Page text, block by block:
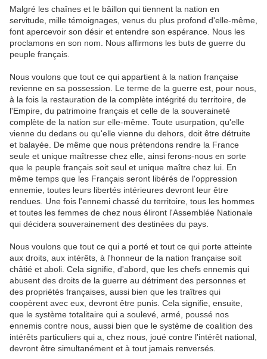
Malgré les chaînes et le bâillon qui tiennent la nation en
servitude, mille témoignages, venus du plus profond d'elle-même,
font apercevoir son désir et entendre son espérance. Nous les
proclamons en son nom. Nous affirmons les buts de guerre du
peuple français.
Nous voulons que tout ce qui appartient à la nation française
revienne en sa possession. Le terme de la guerre est, pour nous,
à la fois la restauration de la complète intégrité du territoire, de
l'Empire, du patrimoine français et celle de la souveraineté
complète de la nation sur elle-même. Toute usurpation, qu'elle
vienne du dedans ou qu'elle vienne du dehors, doit être détruite
et balayée. De même que nous prétendons rendre la France
seule et unique maîtresse chez elle, ainsi ferons-nous en sorte
que le peuple français soit seul et unique maître chez lui. En
même temps que les Français seront libérés de l'oppression
ennemie, toutes leurs libertés intérieures devront leur être
rendues. Une fois l'ennemi chassé du territoire, tous les hommes
et toutes les femmes de chez nous éliront l'Assemblée Nationale
qui décidera souverainement des destinées du pays.
Nous voulons que tout ce qui a porté et tout ce qui porte atteinte
aux droits, aux intérêts, à l'honneur de la nation française soit
châtié et aboli. Cela signifie, d'abord, que les chefs ennemis qui
abusent des droits de la guerre au détriment des personnes et
des propriétés françaises, aussi bien que les traîtres qui
coopèrent avec eux, devront être punis. Cela signifie, ensuite,
que le système totalitaire qui a soulevé, armé, poussé nos
ennemis contre nous, aussi bien que le système de coalition des
intérêts particuliers qui a, chez nous, joué contre l'intérêt national,
devront être simultanément et à tout jamais renversés.